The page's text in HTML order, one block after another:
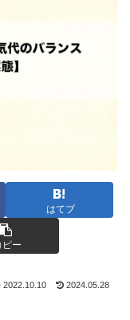
はてブ
ピー
2022.10.10 2024.05.28